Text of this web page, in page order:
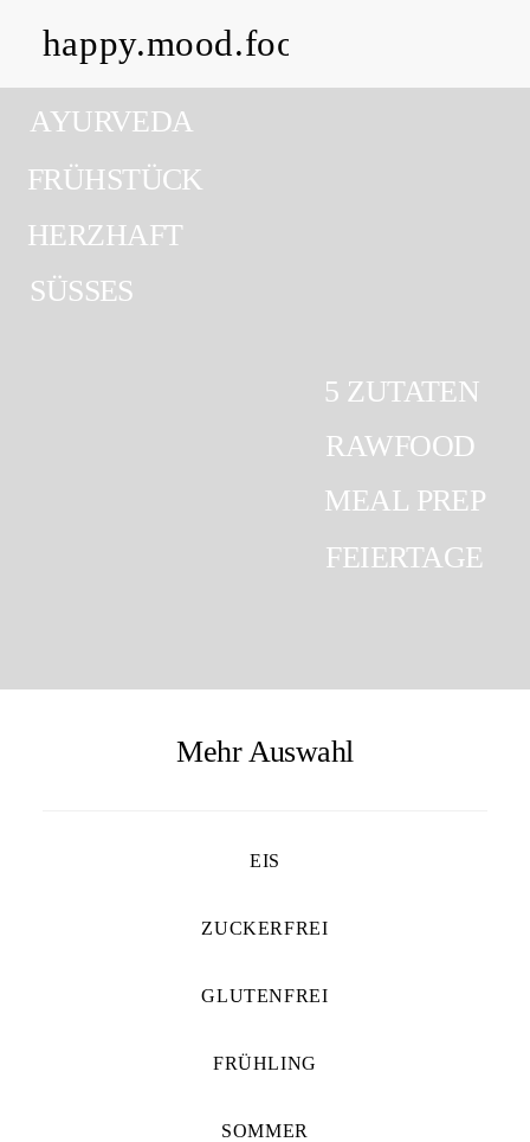
happy.mood.food
Rezepte
Ayurveda
Kontakt
Work with me
5 ZUTATEN
AYURVEDA
FRÜHSTÜCK
HERZHAFT
MEAL PREP
RAWFOOD
SÜSSES
FEIERTAGE
Mehr Auswahl
EIS
ZUCKERFREI
GLUTENFREI
FRÜHLING
SOMMER